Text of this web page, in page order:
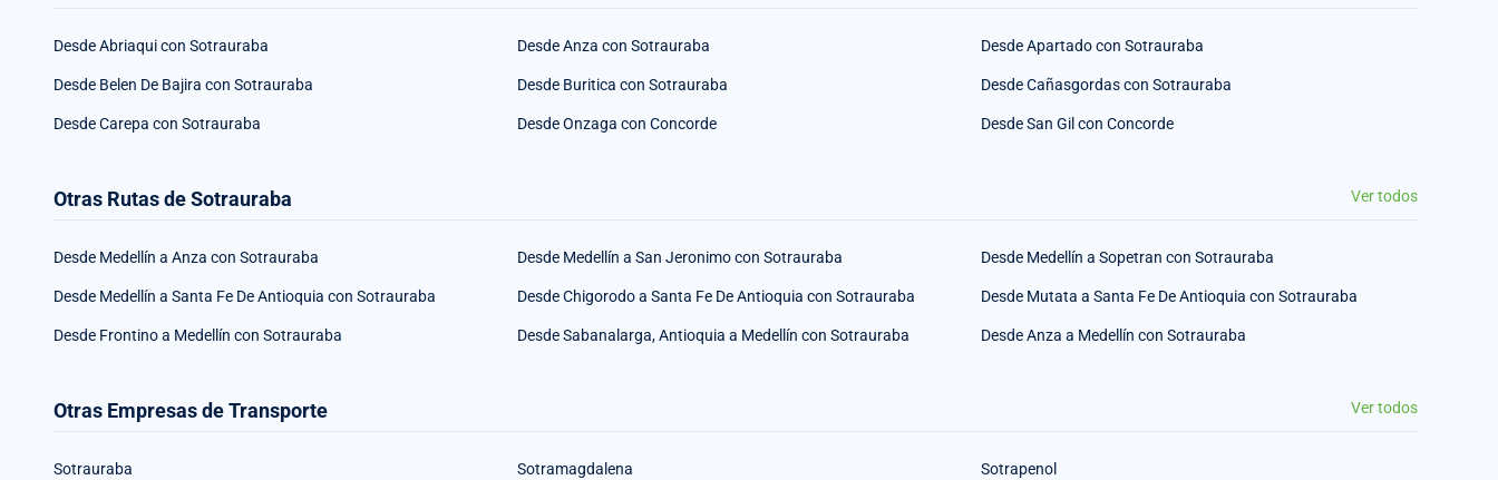
Desde Abriaqui con Sotrauraba Desde Anza con Sotrauraba Desde Apartado con Sotrauraba
Desde Belen De Bajira con Sotrauraba Desde Buritica con Sotrauraba Desde Cañasgordas con Sotrauraba
Desde Carepa con Sotrauraba Desde Onzaga con Concorde Desde San Gil con Concorde
Otras Rutas de Sotrauraba Ver todos
Desde Medellín a Anza con Sotrauraba Desde Medellín a San Jeronimo con Sotrauraba Desde Medellín a Sopetran con Sotrauraba
Desde Medellín a Santa Fe De Antioquia con Sotrauraba Desde Chigorodo a Santa Fe De Antioquia con Sotrauraba Desde Mutata a Santa Fe De Antioquia con Sotrauraba
Desde Frontino a Medellín con Sotrauraba Desde Sabanalarga, Antioquia a Medellín con Sotrauraba Desde Anza a Medellín con Sotrauraba
Otras Empresas de Transporte Ver todos
Sotrauraba Sotramagdalena Sotrapenol